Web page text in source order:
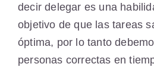
decir delegar es una
objetivo de que las tareas
óptima, por lo tanto
personas correctas en